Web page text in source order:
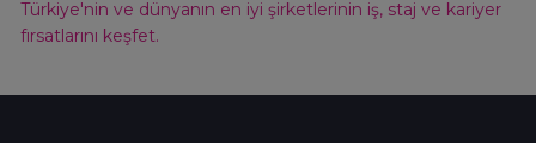
Türkiye'nin ve dünyanın en iyi şirketlerinin iş, staj ve kariyer
fırsatlarını keşfet.